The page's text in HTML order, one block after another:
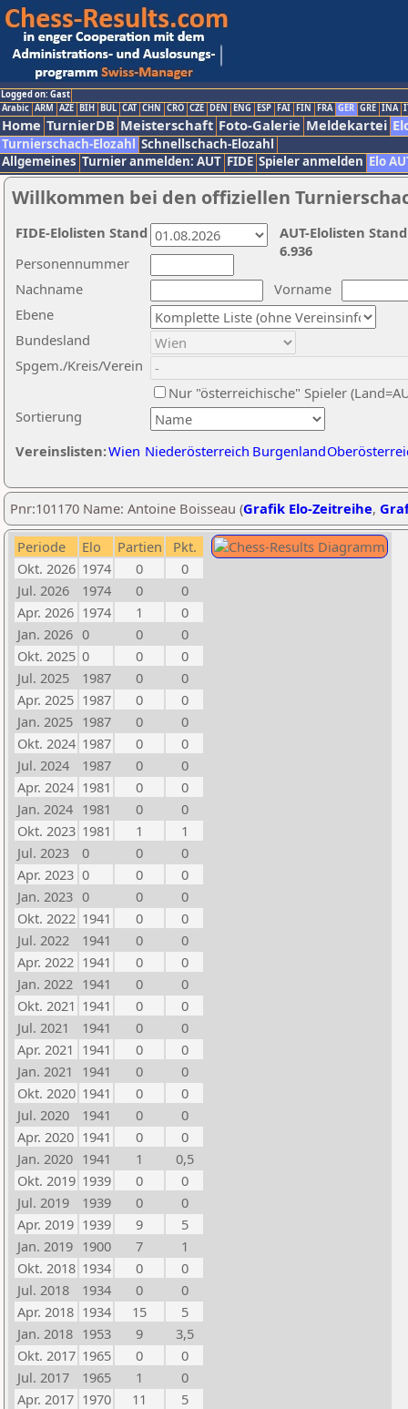
Logged on: Gast
Arabic ARM AZE BIH BUL CAT CHN CRO CZE DEN ENG ESP FAI FIN FRA GER GRE INA
Home TurnierDB Meisterschaft Foto-Galerie Meldekartei
Turnierschach-Elozahl Schnellschach-Elozahl
Allgemeines Turnier anmelden: AUT FIDE Spieler anmelden Elo
Willkommen bei den offiziellen
Nachname
Vorname
Ebene
Sortierung
Personennummer
Bundesland
Spgem./Kreis/Verein
Nur "österreichische" Spieler
Vereinslisten:Wien Niederösterreich Burgenland
AUT-Elolisten
6.936
FIDE-Elolisten Stand
Pnr:101170 Name: Antoine Boisseau (Grafik Elo-Zeitreihe,
Periode Elo Partien
Pkt.
Okt. 2026 1974 0
0
Jul. 2026
1974 0
0
Apr. 2026 1974 1
0
Jan. 2026 0 0
0
Okt. 2025 0 0
0
Jul. 2025
1987 0
0
Apr. 2025 1987 0
0
Jan. 2025 1987 0
0
Okt. 2024 1987 0
0
Jul. 2024
1987 0
0
Apr. 2024 1981 0
0
Jan. 2024 1981 0
0
Okt. 2023 1981 1
1
Jul. 2023
0 0
0
Apr. 2023 0 0
0
Jan. 2023 0 0
0
Okt. 2022 1941 0
0
Jul. 2022
1941 0
0
Apr. 2022 1941 0
0
Jan. 2022 1941 0
0
Okt. 2021 1941 0
0
Jul. 2021
1941 0
0
Apr. 2021 1941 0
0
Jan. 2021
1941 0
0
Okt. 2020 1941 0
0
Jul. 2020
1941 0
0
Apr. 2020 1941 0
0
Jan. 2020 1941 1
0,5
Okt. 2019 1939 0
0
Jul. 2019
1939 0
0
Apr. 2019 1939 9
5
Jan. 2019 1900 7
1
Okt. 2018 1934 0
0
Jul. 2018
1934 0
0
Apr. 2018 1934 15
5
Jan. 2018 1953 9
3,5
Okt. 2017 1965 0
0
Jul. 2017
1965 1
0
Apr. 2017 1970 11
5